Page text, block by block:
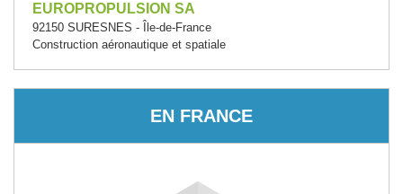
EUROPROPULSION SA
92150 SURESNES - Île-de-France
Construction aéronautique et spatiale
EN FRANCE